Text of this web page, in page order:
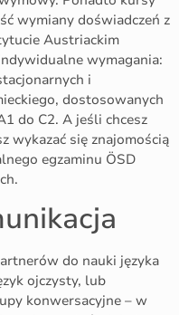
wymiany doświadczeń z
Austriackim
wymagania:
i
dostosowanych
do C2. A jeśli chcesz
wykazać się znajomością
egzaminu ÖSD
do nauki języka
ojczysty, lub
konwersacyjne – w